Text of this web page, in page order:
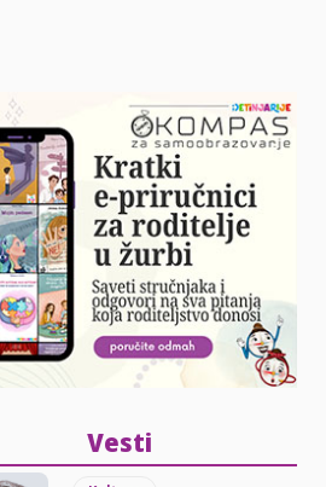
Vesti